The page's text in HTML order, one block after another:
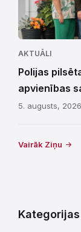
AKTUĀLI
Polijas
apvienības
5. augusts,
Vairāk Ziņu
Kategorijas